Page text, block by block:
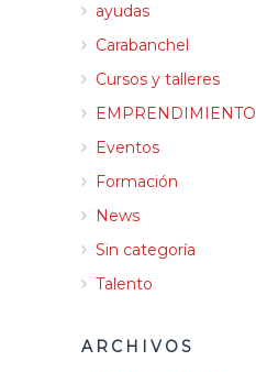
ayudas
Carabanchel
Cursos y talleres
EMPRENDIMIENTO
Eventos
Formación
News
Sin categoría
Talento
ARCHIVOS